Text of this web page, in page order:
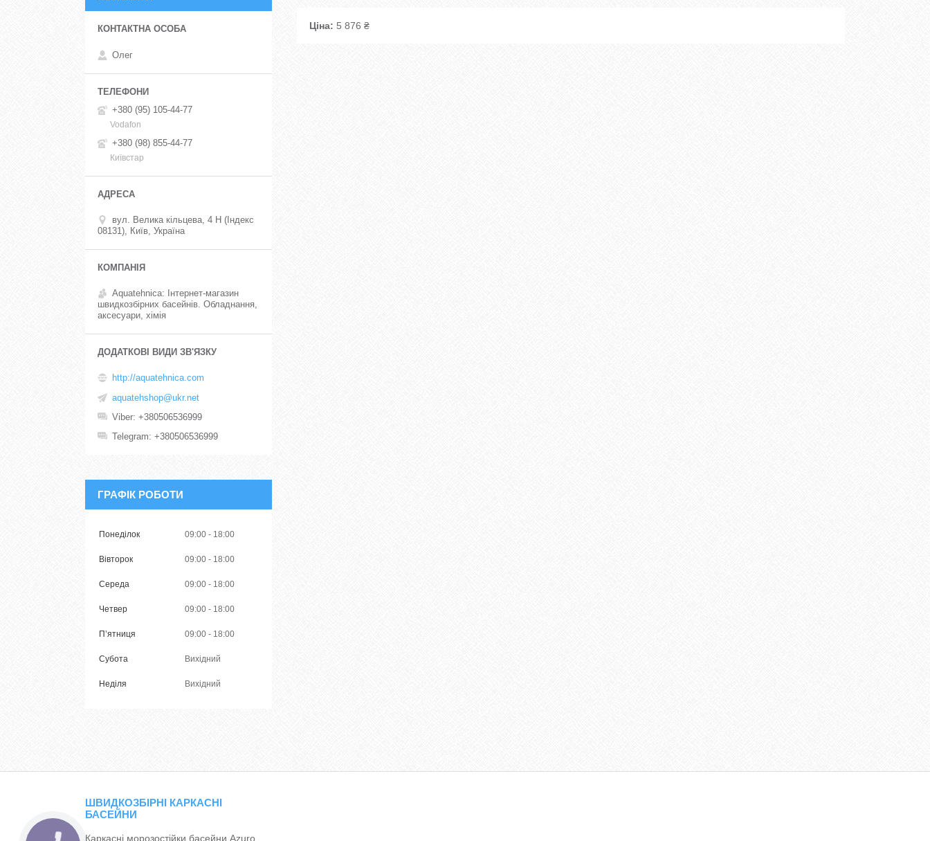
Ціна: 5 876 ₴
Олег
+380 (95) 105-44-77
Vodafon
+380 (98) 855-44-77
Київстар
вул. Велика кільцева, 4 Н (Індекс
08131), Київ, Україна
Aquatehnica: Інтернет-магазин
швидкозбірних басейнів. Обладнання,
аксесуари, хімія
http://aquatehnica.com
aquatehshop@ukr.net
Viber +380506536999
Telegram +380506536999
ГРАФІК РОБОТИ
Понеділок 09:00 18:00
Вівторок 09:00 18:00
Середа 09:00 18:00
Четвер 09:00 18:00
Пʼятниця 09:00 18:00
Субота Вихідний
Неділя Вихідний
ШВИДКОЗБІРНІ КАРКАСНІ
БАСЕЙНИ
Каркасні морозостійки басейни Azuro